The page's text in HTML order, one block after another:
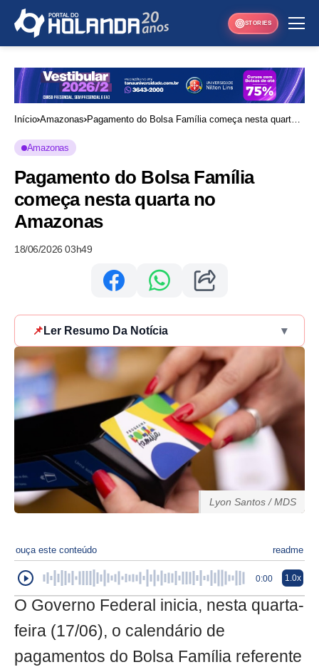
STORIES
Início Amazonas Pagamento do Bolsa Família começa nesta quarta
Amazonas
Pagamento do Bolsa Família
começa nesta quarta no
Amazonas
18/06/2026 03h49
📌 Ler Resumo Da Notícia ▾
Lyon Santos / MDS
ouça este conteúdo readme
0:00 1.0x
O Governo Federal inicia, nesta quarta-
feira (17/06), o calendário de
pagamentos do Bolsa Família referente